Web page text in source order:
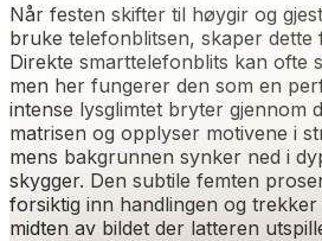
Når festen skifter til høygir og
bruke telefonblitsen, skaper dette
Direkte smarttelefonblits kan ofte
men her fungerer den som en
intense lysglimtet bryter gjennom
matrisen og opplyser motivene i
mens bakgrunnen synker ned i
skygger. Den subtile femten
forsiktig inn handlingen og
midten av bildet der latteren